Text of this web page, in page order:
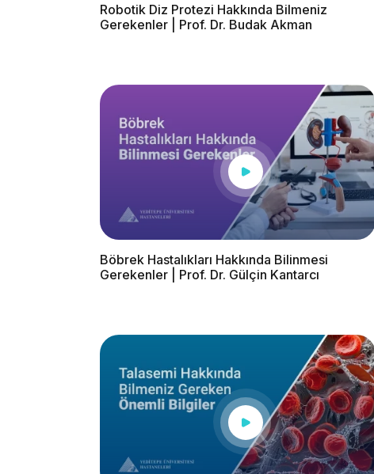
Robotik Diz Protezi Hakkında Bilmeniz
Gerekenler | Prof. Dr. Budak Akman
Böbrek Hastalıkları Hakkında Bilinmesi
Gerekenler | Prof. Dr. Gülçin Kantarcı